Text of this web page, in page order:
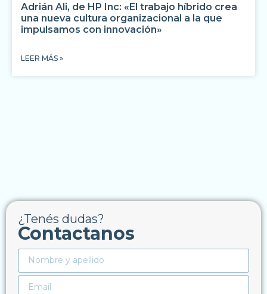
Adrián Ali, de HP Inc: «El trabajo híbrido crea
una nueva cultura organizacional a la que
impulsamos con innovación»
LEER MÁS »
¿Tenés dudas?
Contactanos